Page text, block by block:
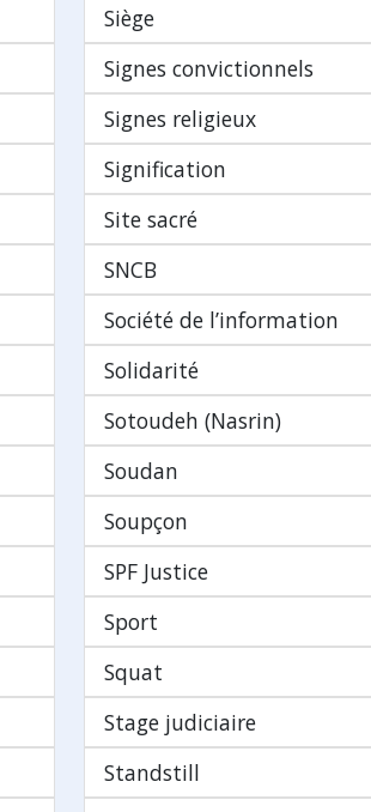
Siège
Signes convictionnels
Signes religieux
Signification
Site sacré
SNCB
Société de l’information
Solidarité
Sotoudeh (Nasrin)
Soudan
Soupçon
SPF Justice
Sport
Squat
Stage judiciaire
Standstill